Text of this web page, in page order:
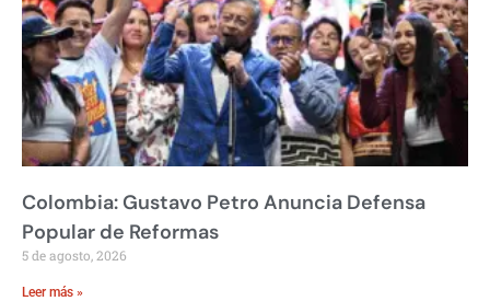
Colombia: Gustavo Petro Anuncia Defensa
Popular de Reformas
5 de agosto, 2026
Leer más »